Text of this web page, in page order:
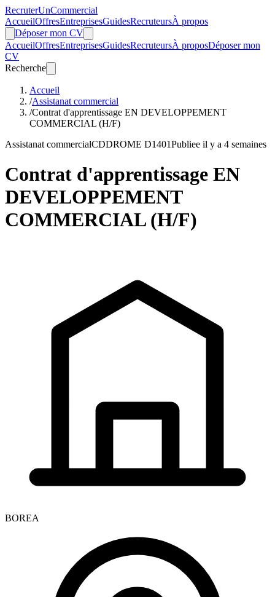
RecruterUnCommercial
AccueilOffresEntreprisesGuidesRecruteursÀ propos
Déposer mon CV
AccueilOffresEntreprisesGuidesRecruteursÀ proposDéposer mon
CV
Recherche
Accueil
/Assistanat commercial
/Contrat d'apprentissage EN DEVELOPPEMENT
COMMERCIAL (H/F)
Assistanat commercialCDDROME D1401Publiee il y a 4 semaines
Contrat d'apprentissage EN
DEVELOPPEMENT
COMMERCIAL (H/F)
BOREA